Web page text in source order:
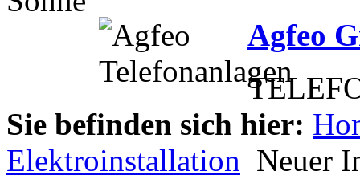
Agfeo
Sie befinden sich hier:
Elektroinstallation Neuer